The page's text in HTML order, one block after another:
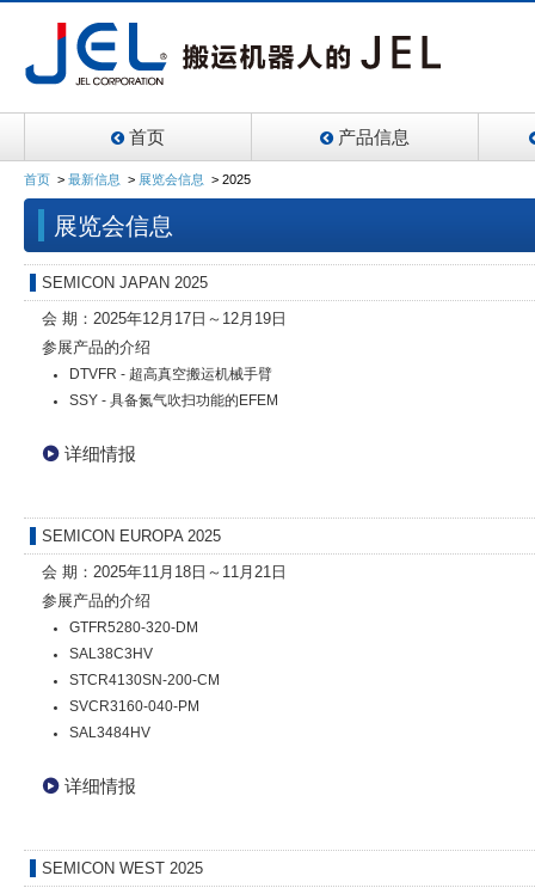
首页 产品信息
首页 > 最新信息 > 展览会信息 > 2025
展览会信息
SEMICON JAPAN 2025
会 期：2025年12月17日～12月19日
参展产品的介绍
DTVFR - 超高真空搬运机械手臂
SSY - 具备氮气吹扫功能的EFEM
详细情报
SEMICON EUROPA 2025
会 期：2025年11月18日～11月21日
参展产品的介绍
GTFR5280-320-DM
SAL38C3HV
STCR4130SN-200-CM
SVCR3160-040-PM
SAL3484HV
详细情报
SEMICON WEST 2025